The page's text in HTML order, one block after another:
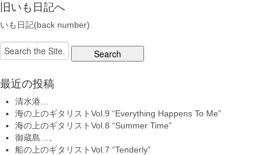
旧いも日記へ
いも日記(back number)
Search
for:
最近の投稿
清水港…
海の上のギタリストVol.9 “Everything Happens To Me”
海の上のギタリストVol.8 “Summer Time”
御蔵島…。
船の上のギタリストVol.7 “Tenderly”